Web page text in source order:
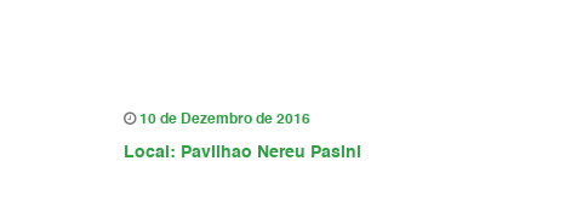
10 de Dezembro de 2016
Local: Pavilhao Nereu Pasini